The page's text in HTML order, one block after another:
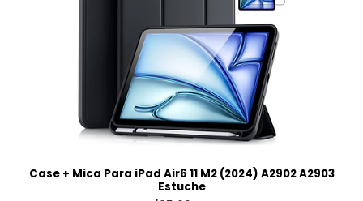
Case + Mica Para iPad Air6 11 M2 (2024) A2902 A2903
Estuche